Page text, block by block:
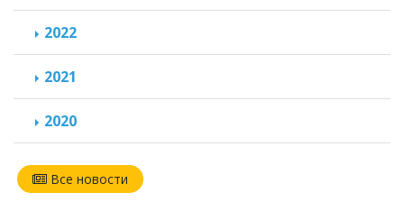
2022
2021
2020
Все новости